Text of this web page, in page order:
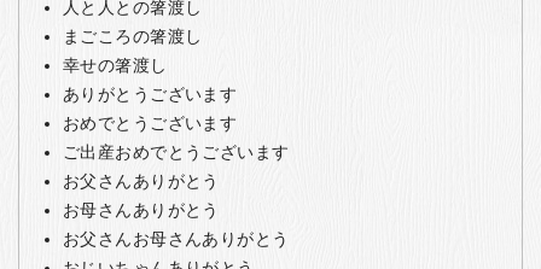
人と人との箸渡し
まごころの箸渡し
幸せの箸渡し
ありがとうございます
おめでとうございます
ご出産おめでとうございます
お父さんありがとう
お母さんありがとう
お父さんお母さんありがとう